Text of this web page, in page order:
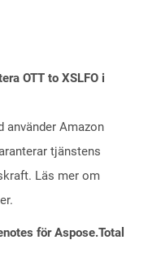
OTT to XSLFO i
använder Amazon
tjänstens
Läs mer om
för Aspose.Total